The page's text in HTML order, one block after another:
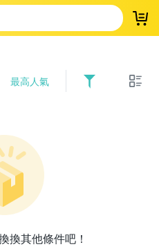
登
最高人氣
換其他條件吧！